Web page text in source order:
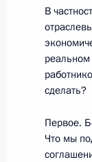
В
сделать?
Первое.
Что мы